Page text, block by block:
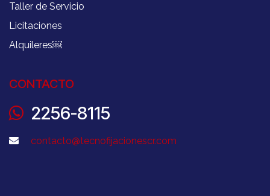
Taller de Servicio
Licitaciones
Alquileres￼
CONTACTO
2256-8115
contacto@tecnofijacionescr.com